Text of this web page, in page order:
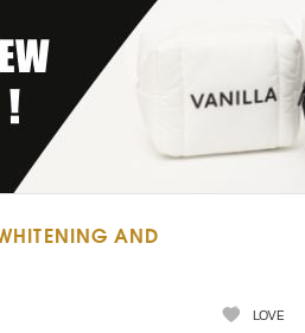
AND
LOVE